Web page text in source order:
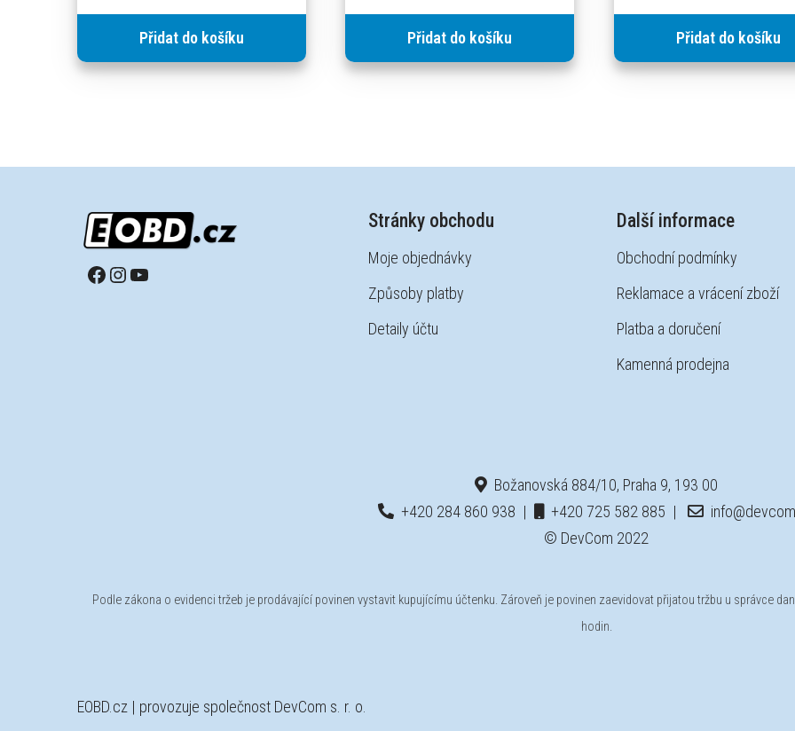
Přidat do košíku Přidat do košíku Přidat do košíku
Stránky obchodu
Moje objednávky
Způsoby platby
Detaily účtu
Další informace
Obchodní podmínky
Reklamace a vrácení zboží
Platba a doručení
Kamenná prodejna
Božanovská 884/10, Praha 9, 193 00
+420 284 860 938 | +420 725 582 885 |
© DevCom 2022
Podle zákona o evidenci tržeb je prodávající povinen vystavit kupujícímu účtenku. Zároveň je povinen zaevidovat přijatou tržbu u správce
hodin.
EOBD.cz | provozuje společnost DevCom s. r. o.